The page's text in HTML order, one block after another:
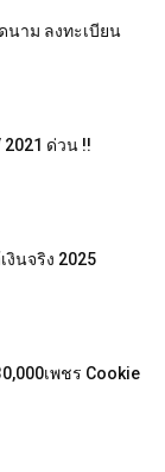
นาม ลงทะเบียน
ด่วน !!
งินจริง 2025
เพชร Cookie